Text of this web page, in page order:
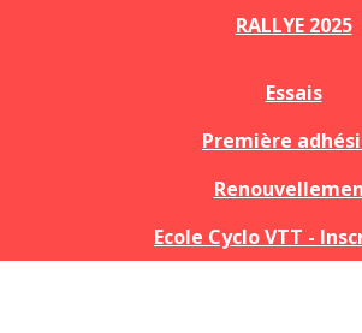
RALLYE 2025
Essais
Première
Ecole Cyclo VTT -